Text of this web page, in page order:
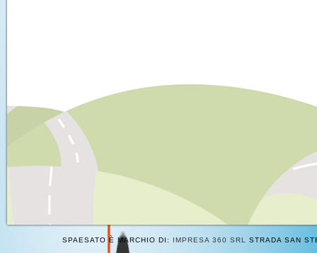
SPAESATO È MARCHIO DI: IMPRESA 360 SRL STRADA SAN